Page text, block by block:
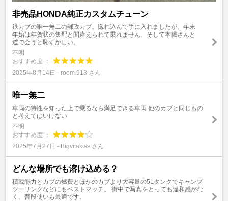
非売品HONDA純正カスタムチューン
鉄カブの唯一無二の郵政カブ。惚れ込んで手に入れましたが、年末
年始は年賀状の集配と間違えられて乗れません。そして本職さんと
道で会うと恥ずかしい。
不明
おすすめ度 ：
2025年8月14日 - room.913 さん
唯一無二
車両の特性を知った上で乗るなら満足できる車両 他のカブと同じもの
と考えてはいけない
不明
おすすめ度 ：
2025年7月27日 - Bigvitakiss さん
どんな場所でも溶け込める？
積載能力とカブの燃費とほかのカブより大容量の5Lタンクでキャンプ
ツーリングなどにもベストマッチ。 街中で写真をとっても違和感がな
く、普段使いも最適です。